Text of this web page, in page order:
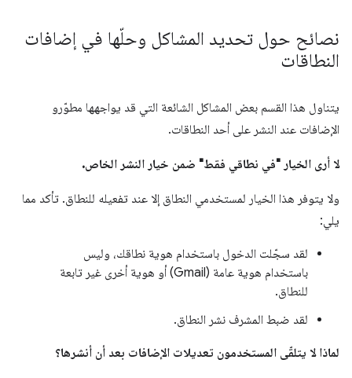
نصائح حول تحديد المشاكل وحلّها في إضافات
النطاقات
يتناول هذا القسم بعض المشاكل الشائعة التي قد يواجهها مطوّرو
الإضافات عند النشر على أحد النطاقات.
لا أرى الخيار "في نطاقي فقط" ضمن خيار النشر الخاص.
ولا يتوفر هذا الخيار لمستخدمي النطاق إلا عند تفعيله للنطاق. تأكد مما
يلي:
لقد سجّلت الدخول باستخدام هوية نطاقك، وليس
باستخدام هوية عامة (Gmail) أو هوية أخرى غير تابعة
للنطاق.
لقد ضبط المشرف نشر النطاق.
لماذا لا يتلقّى المستخدمون تعديلات الإضافات بعد أن أنشرها؟